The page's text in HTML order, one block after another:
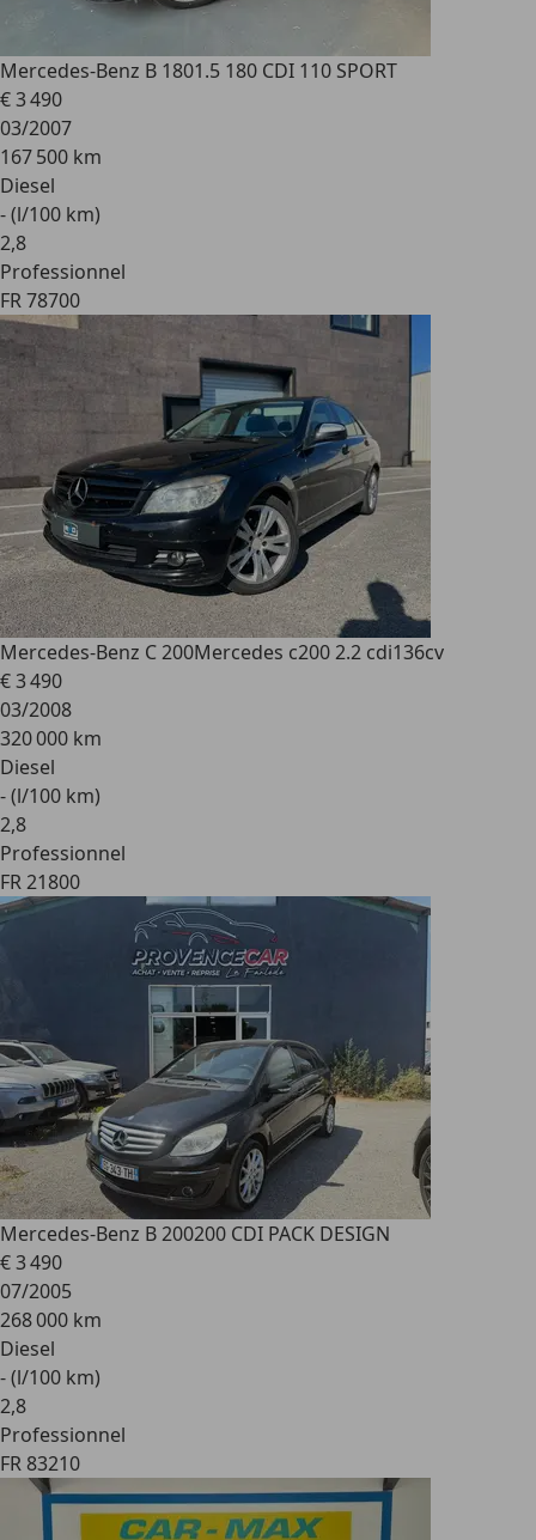
Mercedes-Benz B 1801.5 180 CDI 110 SPORT
€ 3 490
03/2007
167 500 km
Diesel
- (l/100 km)
2,8
Professionnel
FR 78700
Mercedes-Benz C 200Mercedes c200 2.2 cdi136cv
€ 3 490
03/2008
320 000 km
Diesel
- (l/100 km)
2,8
Professionnel
FR 21800
Mercedes-Benz B 200200 CDI PACK DESIGN
€ 3 490
07/2005
268 000 km
Diesel
- (l/100 km)
2,8
Professionnel
FR 83210